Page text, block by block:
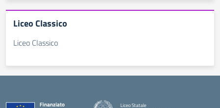
Liceo Classico
Liceo Classico
Liceo Statale